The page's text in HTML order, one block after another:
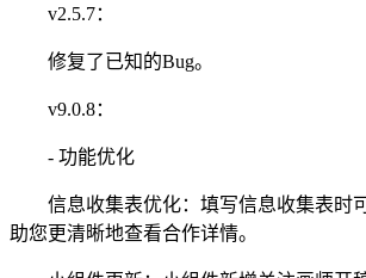
v2.5.7：
修复了已知的Bug。
v9.0.8：
- 功能优化
信息收集表优化：填写信息收集表时
助您更清晰地查看合作详情。